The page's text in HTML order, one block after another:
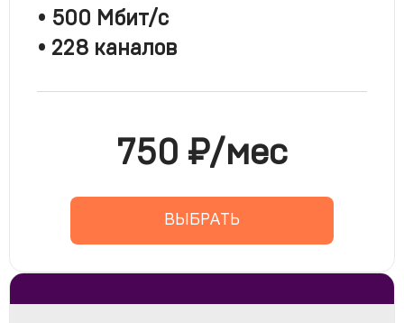
• 500 Мбит/с
• 228 каналов
750 ₽/мес
ВЫБРАТЬ